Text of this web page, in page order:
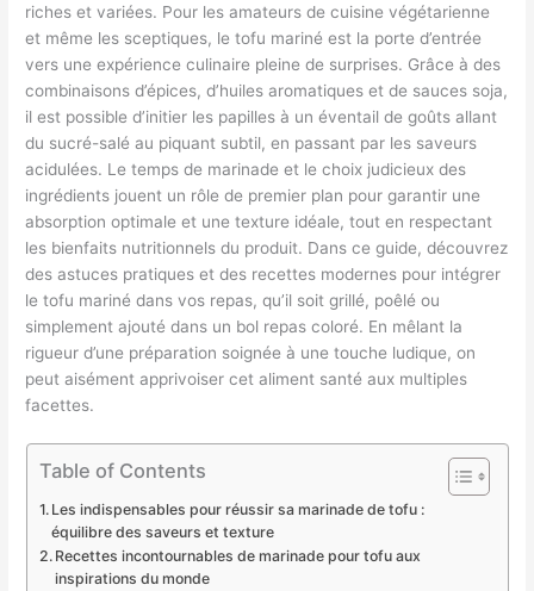
riches et variées. Pour les amateurs de cuisine végétarienne
et même les sceptiques, le tofu mariné est la porte d’entrée
vers une expérience culinaire pleine de surprises. Grâce à des
combinaisons d’épices, d’huiles aromatiques et de sauces soja,
il est possible d’initier les papilles à un éventail de goûts allant
du sucré-salé au piquant subtil, en passant par les saveurs
acidulées. Le temps de marinade et le choix judicieux des
ingrédients jouent un rôle de premier plan pour garantir une
absorption optimale et une texture idéale, tout en respectant
les bienfaits nutritionnels du produit. Dans ce guide, découvrez
des astuces pratiques et des recettes modernes pour intégrer
le tofu mariné dans vos repas, qu’il soit grillé, poêlé ou
simplement ajouté dans un bol repas coloré. En mêlant la
rigueur d’une préparation soignée à une touche ludique, on
peut aisément apprivoiser cet aliment santé aux multiples
facettes.
Table of Contents
Les indispensables pour réussir sa marinade de tofu :
équilibre des saveurs et texture
Recettes incontournables de marinade pour tofu aux
inspirations du monde